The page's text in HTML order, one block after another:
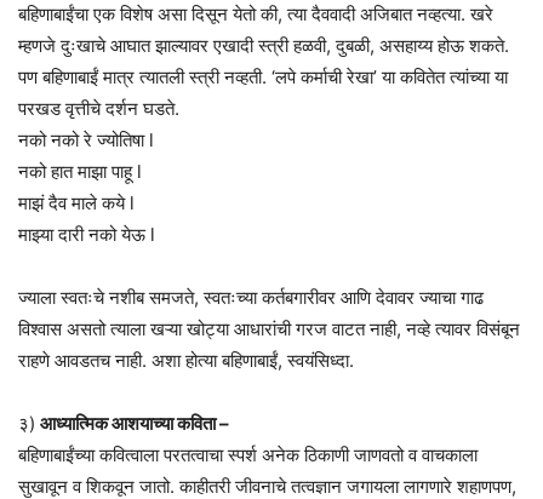
बहिणाबाईंचा एक विशेष असा दिसून येतो की, त्या दैववादी अजिबात नव्हत्या. खरे
म्हणजे दुःखाचे आघात झाल्यावर एखादी स्त्री हळवी, दुबळी, असहाय्य होऊ शकते.
पण बहिणाबाईं मात्र त्यातली स्त्री नव्हती. ‘लपे कर्माची रेखा’ या कवितेत त्यांच्या या
परखड वृत्तीचे दर्शन घडते.
नको नको रे ज्योतिषा l
नको हात माझा पाहू l
माझं दैव माले कये l
माझ्या दारी नको येऊ l
ज्याला स्वतःचे नशीब समजते, स्वतःच्या कर्तबगारीवर आणि देवावर ज्याचा गाढ
विश्वास असतो त्याला खऱ्या खोट्या आधारांची गरज वाटत नाही, नव्हे त्यावर विसंबून
राहणे आवडतच नाही. अशा होत्या बहिणाबाईं, स्वयंसिध्दा.
३) आध्यात्मिक आशयाच्या कविता –
बहिणाबाईंच्या कवित्वाला परतत्वाचा स्पर्श अनेक ठिकाणी जाणवतो व वाचकाला
सुखावून व शिकवून जातो. काहीतरी जीवनाचे तत्वज्ञान जगायला लागणारे शहाणपण,